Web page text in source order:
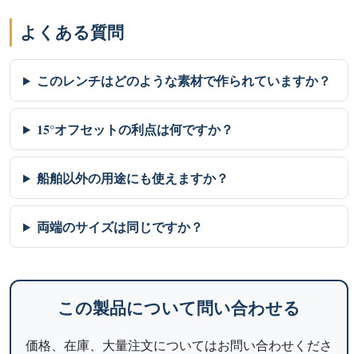
よくある質問
このレンチはどのような素材で作られていますか？
15°オフセットの利点は何ですか？
船舶以外の用途にも使えますか？
両端のサイズは同じですか？
この製品について問い合わせる
価格、在庫、大量注文についてはお問い合わせくださ